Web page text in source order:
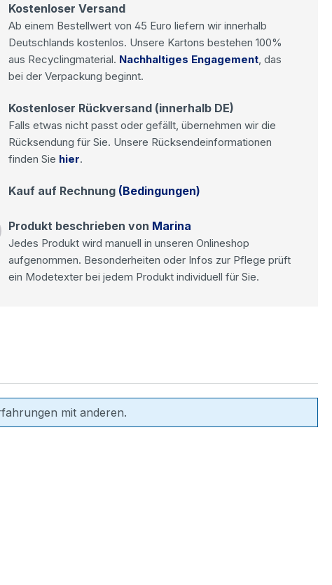
Kostenloser Versand
Ab einem Bestellwert von 45 Euro liefern wir innerhalb
Deutschlands kostenlos. Unsere Kartons bestehen 100%
aus Recyclingmaterial. Nachhaltiges Engagement, das
bei der Verpackung beginnt.
Kostenloser Rückversand (innerhalb DE)
Falls etwas nicht passt oder gefällt, übernehmen wir die
Rücksendung für Sie. Unsere Rücksendeinformationen
finden Sie hier.
Kauf auf Rechnung (Bedingungen)
Produkt beschrieben von Marina
Jedes Produkt wird manuell in unseren Onlineshop
aufgenommen. Besonderheiten oder Infos zur Pflege prüft
ein Modetexter bei jedem Produkt individuell für Sie.
mit anderen.